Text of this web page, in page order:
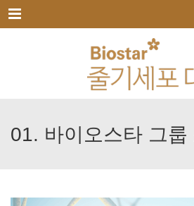
메뉴
01. 바이오스타 그룹